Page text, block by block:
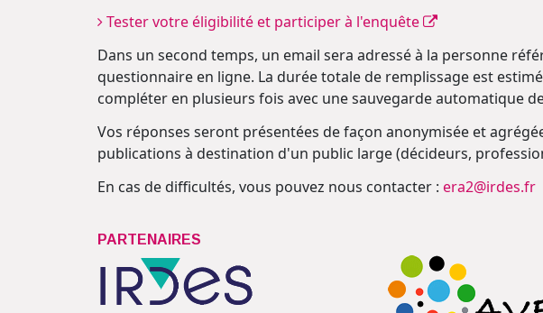
Tester votre éligibilité et participer à l'enquête
Dans un second temps, un email sera adressé à la personne
questionnaire en ligne. La durée totale de remplissage est
compléter en plusieurs fois avec une sauvegarde automatique
Vos réponses seront présentées de façon anonymisée et
publications à destination d'un public large (décideurs,
En cas de difficultés, vous pouvez nous contacter : era2@irdes.fr
PARTENAIRES